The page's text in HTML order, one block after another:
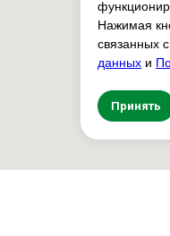
Нажимая
связанных
данных и
Принять